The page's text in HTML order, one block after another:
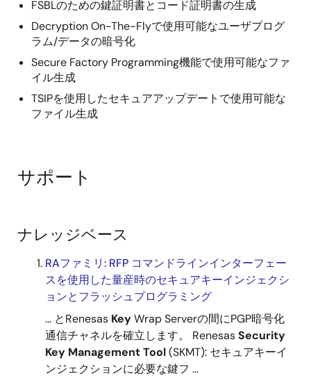
FSBLのための鍵証明書とコード証明書の生成
Decryption On-The-Flyで使用可能なユーザプログ
ラム/データの暗号化
Secure Factory Programming機能で使用可能なファ
イル生成
TSIPを使用したセキュアアップデートで使用可能な
ファイル生成
サポート
ナレッジベース
RAファミリ: RFP コマンドラインインターフェー
スを使用した量産時のセキュアキーインジェクシ
ョンとフラッシュプログラミング
... とRenesas KeyWrap Serverの間にPGP暗号化
通信チャネルを確立します。 RenesasSecurity
Key ManagementTool(SKMT): セキュアキーイ
ンジェクションに必要な鍵フ ...